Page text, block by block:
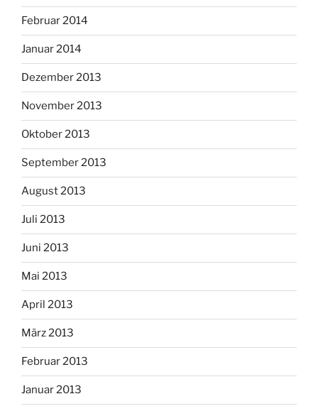
Februar 2014
Januar 2014
Dezember 2013
November 2013
Oktober 2013
September 2013
August 2013
Juli 2013
Juni 2013
Mai 2013
April 2013
März 2013
Februar 2013
Januar 2013